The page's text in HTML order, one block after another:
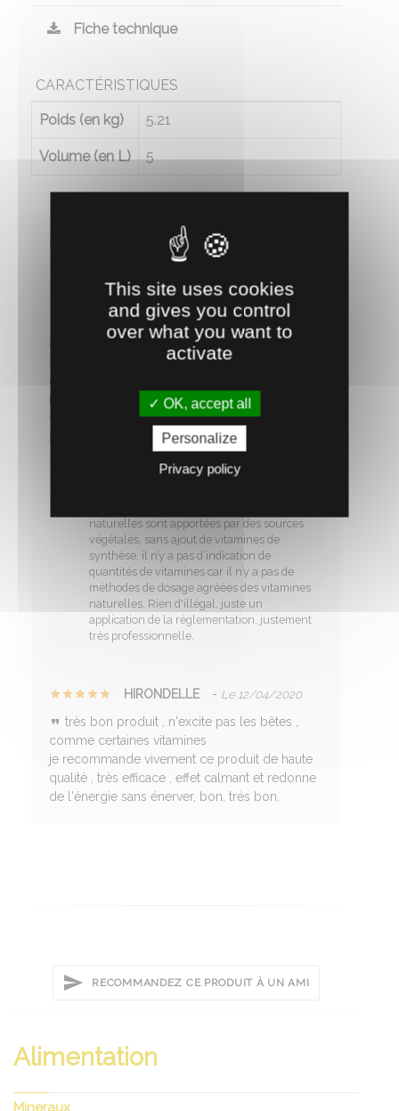
Fiche technique
CARACTÉRISTIQUES
Poids (en kg) 5.21
Volume (en L) 5
2 AVIS CLIENT
GALAXIE -Le 11/04/2022
Bon produit !!!, mais attention aux manques
de
Sucre ( star glycol ) pour les agneaux avec
certains rations
PS= on ne peut pas avoir la fiche technique (
vitamines ) , et en plus je pense que c'est
illegalle et pas du tout proffesionnelle !!
Notre réponse :
naturelles sont apportées par des sources
végétales, sans ajout de vitamines de
synthèse, il n’y a pas d’indication de
quantités de vitamines car il n’y a pas de
méthodes de dosage agréées des vitamines
naturelles. Rien d'illégal, juste un
application de la réglementation, justement
très professionnelle.
HIRONDELLE - Le 12/04/2020
très bon produit , n'excite pas les bêtes ,
comme certaines vitamines
je recommande vivement ce produit de haute
qualité , très efficace , effet calmant et redonne
de l'énergie sans énerver, bon, très bon.
RECOMMANDEZ CE PRODUIT À UN AMI
Alimentation
Mineraux
This site uses cookies
and gives you control
over what you want to
activate
OK, accept all
Personalize
Privacy policy